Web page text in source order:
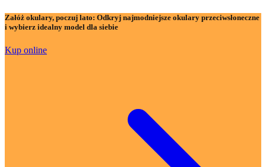
Załóż okulary, poczuj lato: Odkryj najmodniejsze okulary przeciwsłoneczne
i wybierz idealny model dla siebie
Kup online